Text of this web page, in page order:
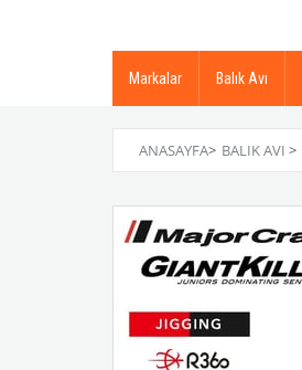
Markalar Balık Avı
ANASAYFA> BALIK AVI >